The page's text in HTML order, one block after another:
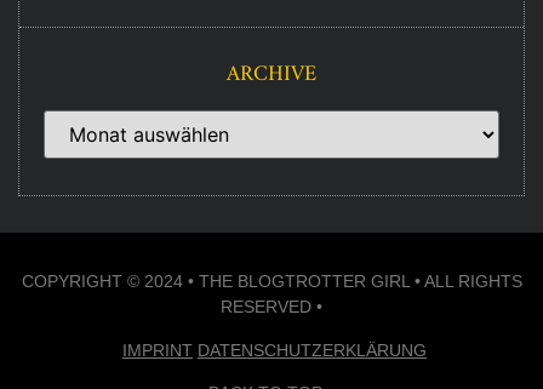
ARCHIVE
COPYRIGHT © 2024 • THE BLOGTROTTER GIRL • ALL RIGHTS
RESERVED •
IMPRINT DATENSCHUTZERKLÄRUNG